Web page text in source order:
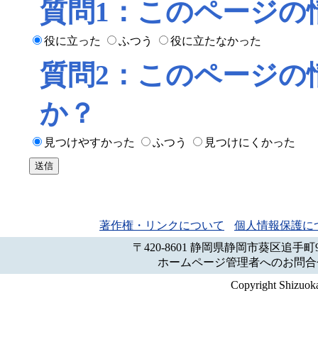
質問1：このページ
役に立った ふつう 役に立たなかった
質問2：このページ
か？
見つけやすかった ふつう 見つけにくかった
著作権・リンクについて
個人情報保護に
〒420-8601 静岡県静岡市葵区追手
ホームページ管理者へのお問
Copyright